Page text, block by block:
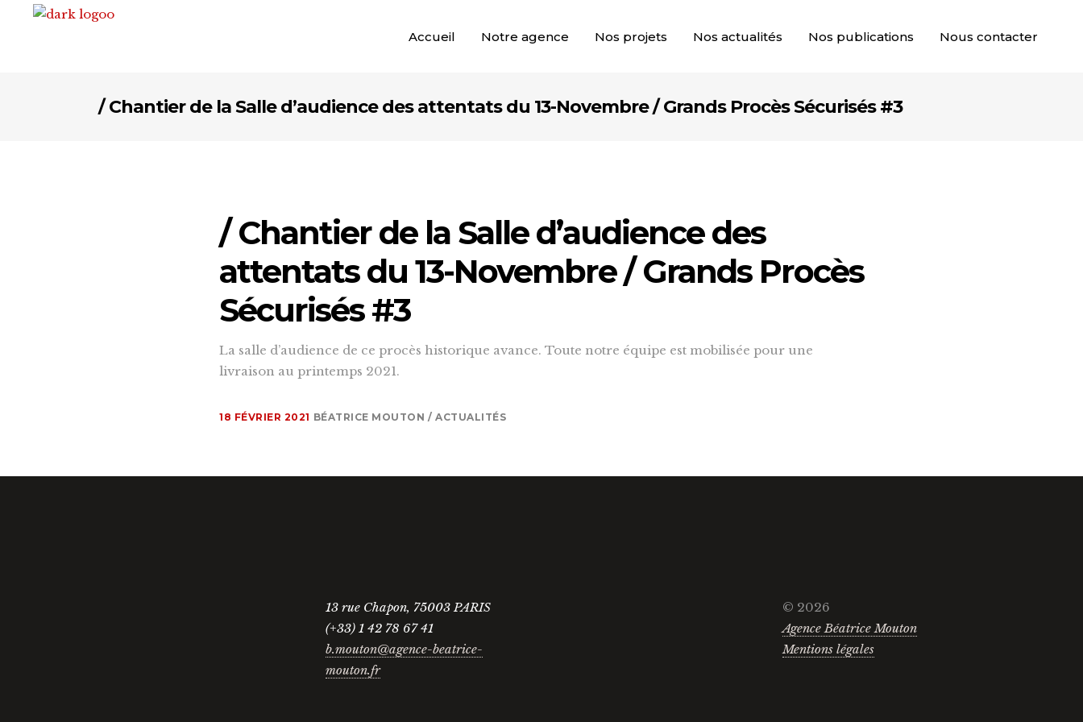
Accueil Notre agence Nos projets Nos actualités Nos publications Nous contacter
/ Chantier de la Salle d’audience des attentats du 13-Novembre / Grands Procès Sécurisés #3
/ Chantier de la Salle d’audience des
attentats du 13-Novembre / Grands Procès
Sécurisés #3
La salle d’audience de ce procès historique avance. Toute notre équipe est mobilisée pour une
livraison au printemps 2021.
18 FÉVRIER 2021 BÉATRICE MOUTON ACTUALITÉS
13 rue Chapon, 75003 PARIS
(+33) 1 42 78 67 41
b.mouton@agence-beatrice-
mouton.fr
© 2026
Agence Béatrice Mouton
Mentions légales